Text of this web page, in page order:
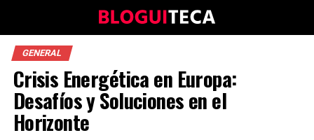
GENERAL
Crisis Energética en Europa:
Desafíos y Soluciones en el
Horizonte